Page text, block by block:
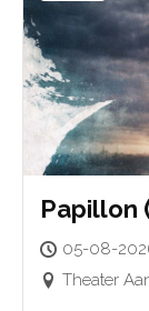
Papillon
05-08-
Theater